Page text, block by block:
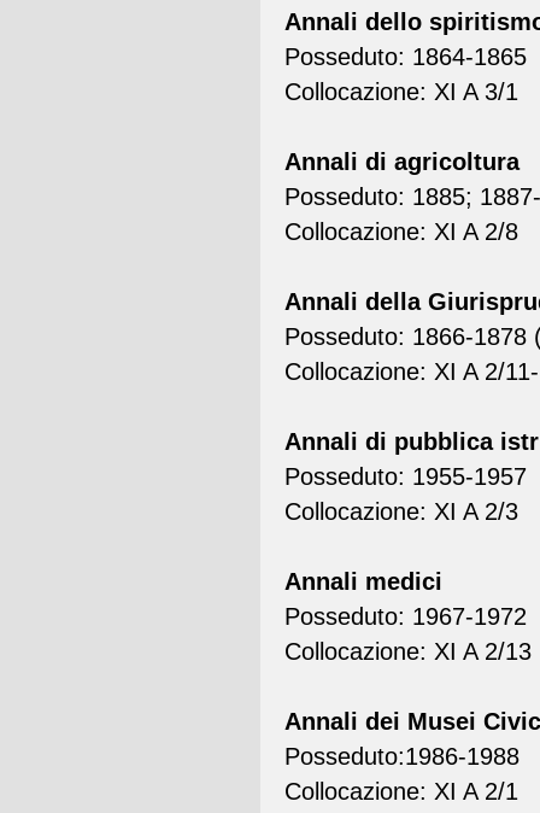
Annali dello
Posseduto: 1864-1865
Collocazione: XI A 3/1
Annali di agricoltura
Posseduto: 1885;
Collocazione: XI A 2/8
Annali della
Posseduto: 1866-1878
Collocazione: XI A 2/
Annali di pubblica
Posseduto: 1955-1957
Collocazione: XI A 2/3
Annali medici
Posseduto: 1967-1972
Collocazione: XI A 2/13
Annali dei Musei
Posseduto:1986-1988
Collocazione: XI A 2/1